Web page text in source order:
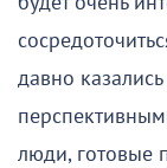
давно
люди, готовые